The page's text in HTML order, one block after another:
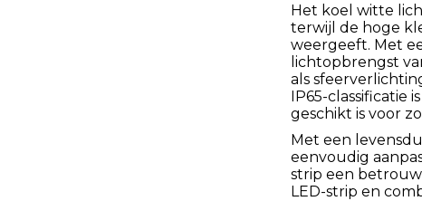
Het koel witte
terwijl de hoge
weergeeft. Met
lichtopbrengst
als
IP65-classificatie
geschikt is voor
Met een
eenvoudig
strip een
LED-strip en